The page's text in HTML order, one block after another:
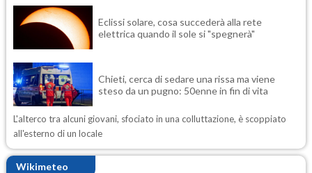
Eclissi solare, cosa succederà alla rete
elettrica quando il sole si "spegnerà"
Chieti, cerca di sedare una rissa ma viene
steso da un pugno: 50enne in fin di vita
L'alterco tra alcuni giovani, sfociato in una colluttazione, è scoppiato
all'esterno di un locale
Wikimeteo